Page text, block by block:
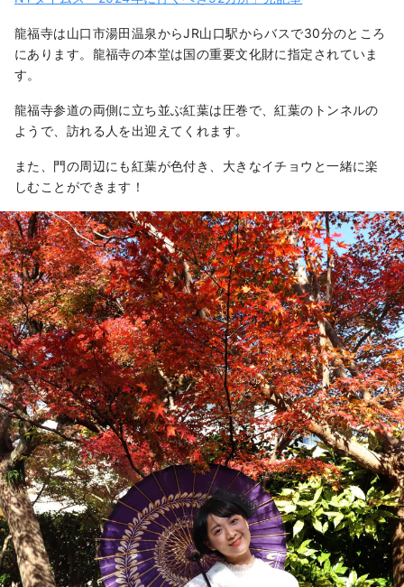
龍福寺は山口市湯田温泉からJR山口駅からバスで30分のところ
にあります。龍福寺の本堂は国の重要文化財に指定されていま
す。
龍福寺参道の両側に立ち並ぶ紅葉は圧巻で、紅葉のトンネルの
ようで、訪れる人を出迎えてくれます。
また、門の周辺にも紅葉が色付き、大きなイチョウと一緒に楽
しむことができます！